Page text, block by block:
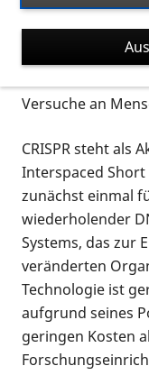
Dafür wollen sie
Versuche an
CRISPR steht als
Interspaced
zunächst einmal
wiederholender
Systems, das zur
veränderten
Technologie ist
aufgrund seines
geringen Kosten